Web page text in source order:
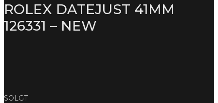
ROLEX DATEJUST 41MM
126331 – NEW
SOLGT